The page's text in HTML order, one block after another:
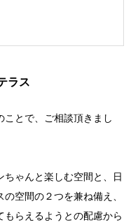
ラス
ことで、ご相談頂きまし
ゃんと楽しむ空間と、日
空間の２つを兼ね備え、
らえるようとの配慮から